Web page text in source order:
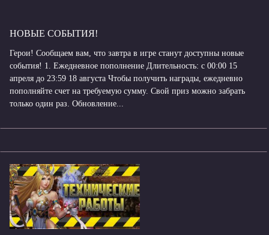
НОВЫЕ СОБЫТИЯ!
Герои! Сообщаем вам, что завтра в игре станут доступны новые
события! 1. Ежедневное пополнение Длительность: с 00:00 15
апреля до 23:59 18 августа Чтобы получить награды, ежедневно
пополняйте счет на требуемую сумму. Свой приз можно забрать
только один раз. Обновление...